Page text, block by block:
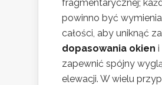
fragmentarycznej;
powinno być
całości, aby uniknąć
dopasowania okien i
zapewnić spójny
elewacji. W wielu